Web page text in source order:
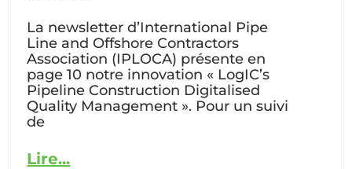
La newsletter d’International Pipe
Line and Offshore Contractors
Association (IPLOCA) présente en
page 10 notre innovation « LogIC’s
Pipeline Construction Digitalised
Quality Management ». Pour un suivi
de
Lire...